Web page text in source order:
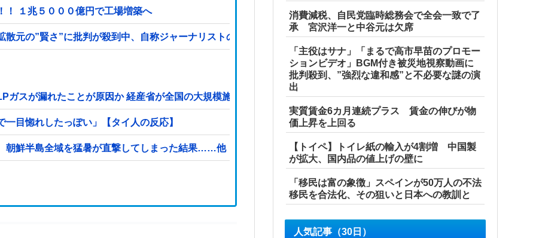
！ １兆５０００億円で工場増築へ
散元の”賢さ”に批判が殺到中、自称ジャーナリストのやり口というのが……
ガスが漏れたことが原因か 経産省が全国の大規模施設でガス供給設備の点検要請
目惚れしたっぽい」【タイ人の反応】
朝鮮半島全域を猛暑が直撃してしまった結果……他
消費減税、自民党臨時総務会で全会一致で了
承 宮沢洋一と中谷元は欠席
「主役はサナ」「まるで高市早苗のプロモー
ションビデオ」BGM付き被災地視察動画に
批判殺到、”強烈な違和感”と不必要な謎の演
出
実質賃金6カ月連続プラス 賃金の伸びが物
価上昇を上回る
【トイペ】トイレ紙の輸入が4割増 中国製
が拡大、国内品の値上げの壁に
「移民は富の象徴」スペインが50万人の不法
移民を合法化、その狙いと日本への教訓と
人気記事（30日）